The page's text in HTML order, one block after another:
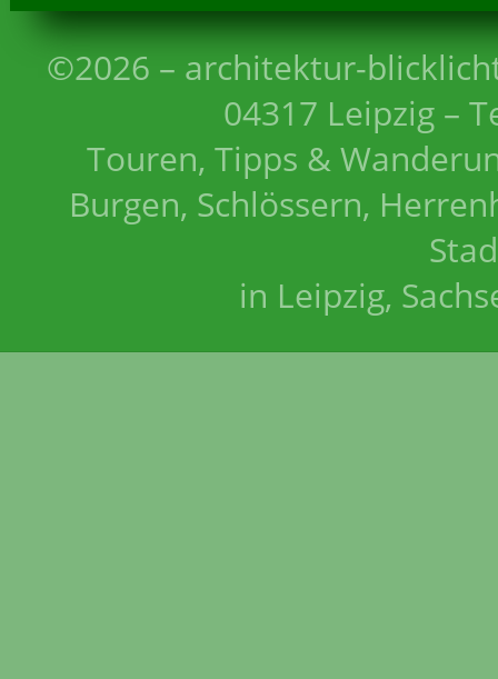
©2026 – architektur-
04317 Leipzig –
Touren, Tipps &
Burgen, Schlössern,
in Leipzig,